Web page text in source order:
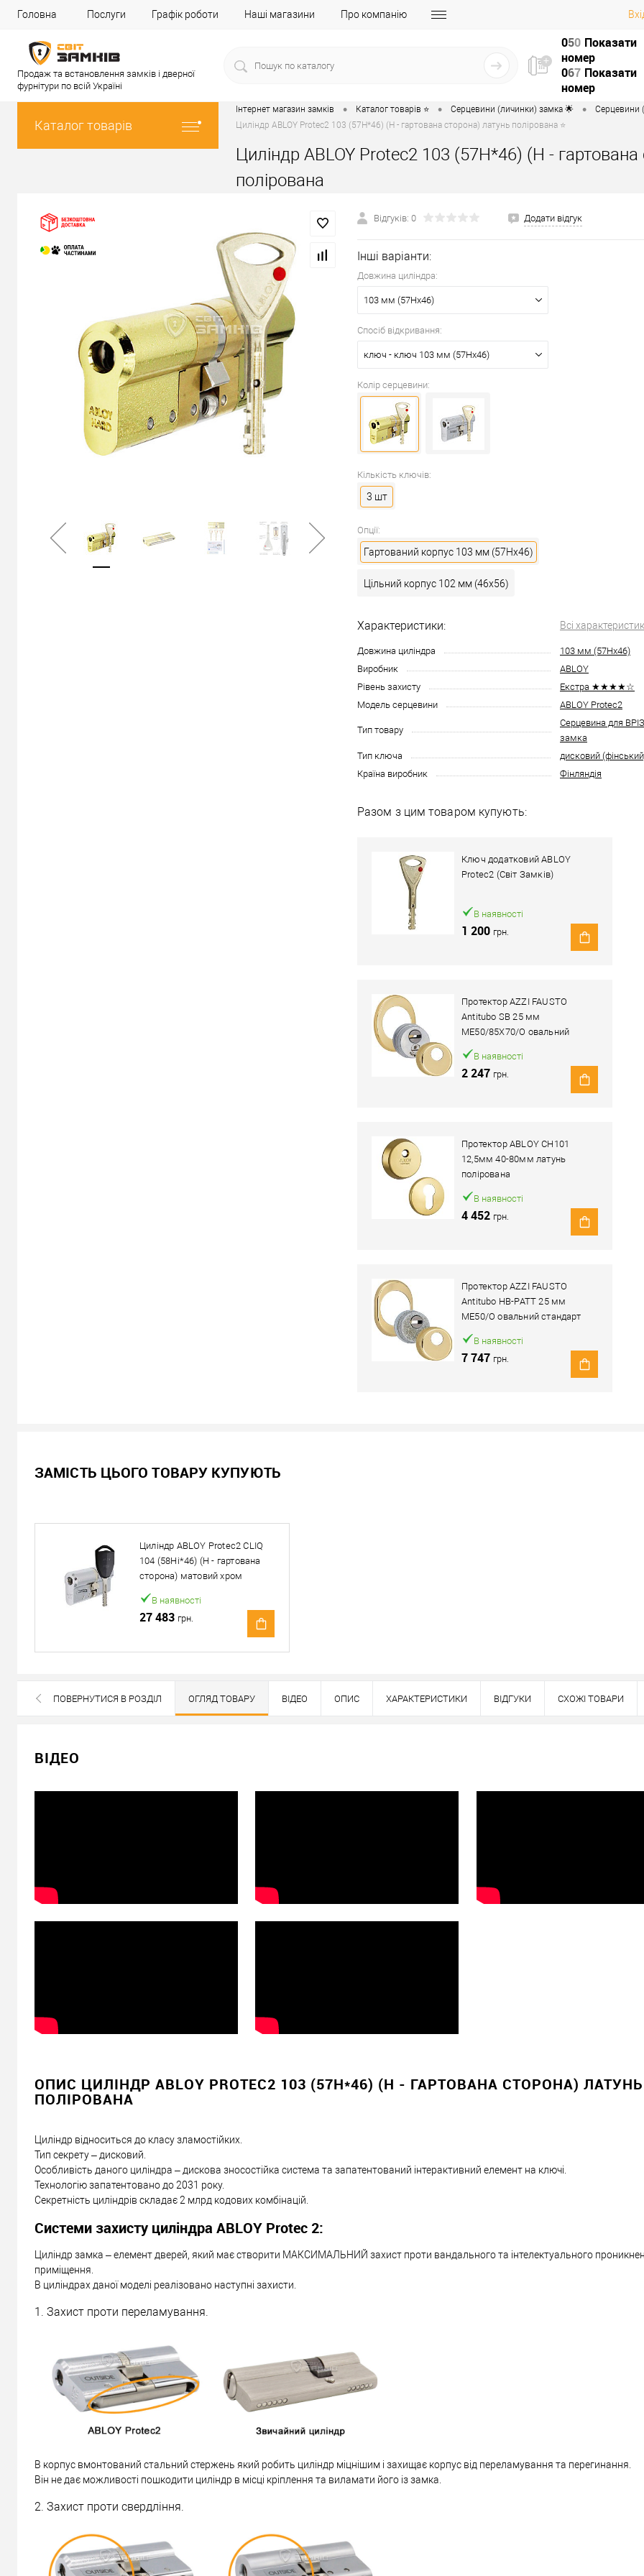
Головна Послуги Графік роботи Наші магазини Про компанію
Продаж та встановлення замків і дверної
фурнітури по всій Україні
050 Показати
номер
067 Показати
номер
Каталог товарів
Інтернет магазин замків • Каталог товарів ⭐ • Серцевини (личинки) замка 🌟 • Серцевини
Циліндр ABLOY Protec2 103 (57H*46) (H - гартована сторона) латунь полірована ⭐
Циліндр ABLOY Protec2 103 (57H*46) (H -
полірована
Відгуків: 0 Додати відгук
Інші варіанти:
Довжина циліндра:
103 мм (57Hx46)
Спосіб відкривання:
ключ - ключ 103 мм (57Hx46)
Колір серцевини:
Кількість ключів:
3 шт
Опції:
Гартований корпус 103 мм (57Hx46)
Цільний корпус 102 мм (46x56)
Характеристики: Всі
Довжина циліндра
103 мм (57Hx46)
Виробник
ABLOY
Рівень захисту
Екстра ★★★★☆
Модель серцевини
ABLOY Protec2
Тип товару
Серцевина для
замка
Тип ключа
дисковий
Країна виробник
Фінляндія
Разом з цим товаром купують:
Ключ додатковий ABLOY
Protec2 (Світ Замків)
В наявності
1 200 грн.
Протектор AZZI FAUSTO
Antitubo SB 25 мм
ME50/85X70/O овальний
широкий латунь полірована
В наявності
2 247 грн.
Протектор ABLOY CH101
12,5мм 40-80мм латунь
полірована
В наявності
4 452 грн.
Протектор AZZI FAUSTO
Antitubo HB-PATT 25 мм
ME50/O овальний стандарт
латунь полірована
В наявності
7 747 грн.
Кількість:
У кошик
«Новою Поштою» по Україні
Самовивіз
Доставка накладеним платежем від 400 грн
ЗАМІСТЬ ЦЬОГО ТОВАРУ КУПУЮТЬ
Циліндр ABLOY Protec2 CLIQ
104 (58Hi*46) (H - гартована
сторона) матовий хром
В наявності
27 483 грн.
ПОВЕРНУТИСЯ В РОЗДІЛ ОГЛЯД ТОВАРУ ВІДЕО ОПИС ХАРАКТЕРИСТИКИ ВІДГУКИ СХОЖІ ТОВАРИ
ВІДЕО
ОПИС ЦИЛІНДР ABLOY PROTEC2 103 (57H*46) (H - ГАРТОВАНА СТОРОНА) ЛАТУНЬ
ПОЛІРОВАНА
Циліндр відноситься до класу зламостійких.
Тип секрету – дисковий.
Особливість даного циліндра – дискова зносостійка система та запатентований інтерактивний елемент на ключі.
Технологію запатентовано до 2031 року.
Секретність циліндрів складає 2 млрд кодових комбінацій.
Системи захисту циліндра ABLOY Protec 2:
Циліндр замка – елемент дверей, який має створити МАКСИМАЛЬНИЙ захист проти вандального та інтелектуального
приміщення.
В циліндрах даної моделі реалізовано наступні захисти.
1. Захист проти переламування.
В корпус вмонтований стальний стержень який робить циліндр міцнішим і захищає корпус від переламування та перегинання.
Він не дає можливості пошкодити циліндр в місці кріплення та виламати його із замка.
2. Захист проти свердління.